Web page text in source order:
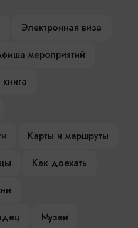
Электронная виза
мероприятий
книга
Карты и маршруты
Как доехать
Музеи